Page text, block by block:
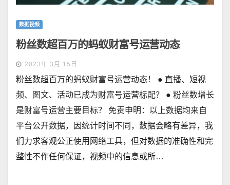
数据视频
粉丝数超百万的蚂蚁财富号运营动态
2023年 3月 15日
粉丝数超百万的蚂蚁财富号运营动态！ ● 直播、短视
频、图文、活动已成为财富号运营标配？ ● 粉丝数增长
是财富号运营主要目标？ 免责申明：以上数据均来自
平台公开数据，因统计时间不同，数据会略有差异，我
们力求客观公正使用网络工具，但对数据的准确性和完
整性不作任何保证，视频中的信息或所…